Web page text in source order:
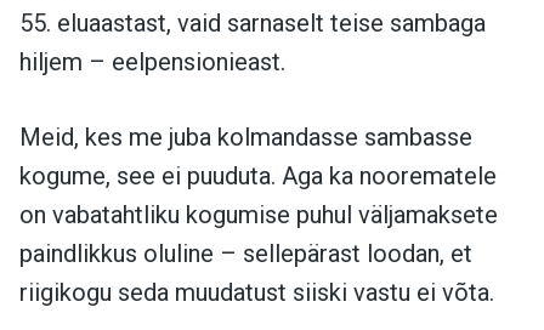
55. eluaastast, vaid sarnaselt teise sambaga
hiljem – eelpensionieast.
Meid, kes me juba kolmandasse sambasse
kogume, see ei puuduta. Aga ka noorematele
on vabatahtliku kogumise puhul väljamaksete
paindlikkus oluline – sellepärast loodan, et
riigikogu seda muudatust siiski vastu ei võta.